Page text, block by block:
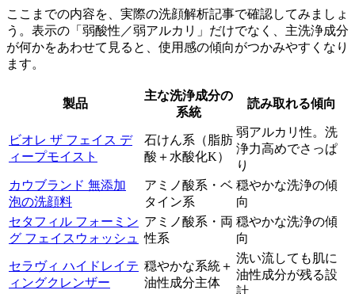
ここまでの内容を、実際の洗顔解析記事で確認してみましょ
う。表示の「弱酸性／弱アルカリ」だけでなく、主洗浄成分
が何かをあわせて見ると、使用感の傾向がつかみやすくなり
ます。
製品
主な洗浄成分の
系統
読み取れる傾向
ビオレ ザ フェイス デ
ィープモイスト
石けん系（脂肪
酸＋水酸化K）
弱アルカリ性。洗
浄力高めでさっぱ
り
カウブランド 無添加
泡の洗顔料
アミノ酸系・ベ
タイン系
穏やかな洗浄の傾
向
セタフィル フォーミン
グ フェイスウォッシュ
アミノ酸系・両
性系
穏やかな洗浄の傾
向
セラヴィ ハイドレイテ
ィングクレンザー
穏やかな系統＋
油性成分主体
洗い流しても肌に
油性成分が残る設
計